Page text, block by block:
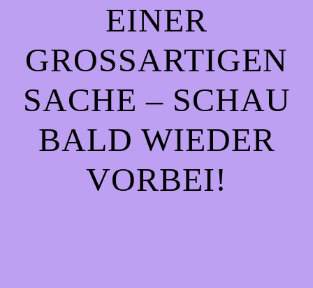
EINER
GROSSARTIGEN S
ACHE – SCHAU B
ALD WIEDER V
ORBEI!